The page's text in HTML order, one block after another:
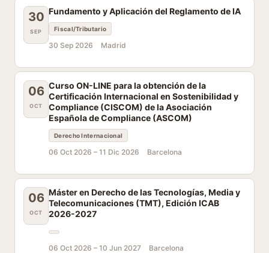
30
SEP
Fundamento y Aplicación del Reglamento de IA
Fiscal/Tributario
30 Sep 2026 Madrid
06
OCT
Curso ON-LINE para la obtención de la
Certificación Internacional en Sostenibilidad y
Compliance (CISCOM) de la Asociación
Española de Compliance (ASCOM)
Derecho Internacional
06 Oct 2026 – 11 Dic 2026 Barcelona
06
OCT
Máster en Derecho de las Tecnologías, Media y
Telecomunicaciones (TMT), Edición ICAB
2026-2027
06 Oct 2026 – 10 Jun 2027 Barcelona